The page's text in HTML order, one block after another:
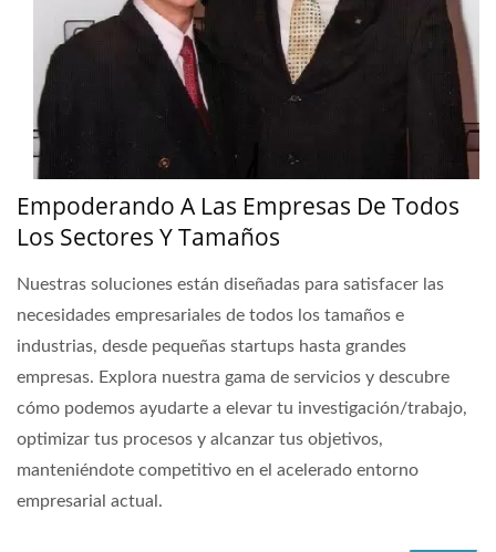
Empoderando A Las Empresas De Todos
Los Sectores Y Tamaños
Nuestras soluciones están diseñadas para satisfacer las
necesidades empresariales de todos los tamaños e
industrias, desde pequeñas startups hasta grandes
empresas. Explora nuestra gama de servicios y descubre
cómo podemos ayudarte a elevar tu investigación/trabajo,
optimizar tus procesos y alcanzar tus objetivos,
manteniéndote competitivo en el acelerado entorno
empresarial actual.